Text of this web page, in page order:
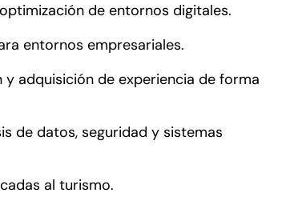
de entornos digitales.
entornos empresariales.
adquisición de experiencia de forma
de datos, seguridad y sistemas
al turismo.